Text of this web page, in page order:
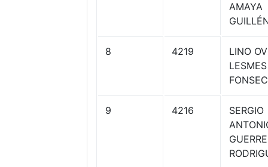
AMAYA
8 4219
LINO
LESMES
9 4216
SERGIO